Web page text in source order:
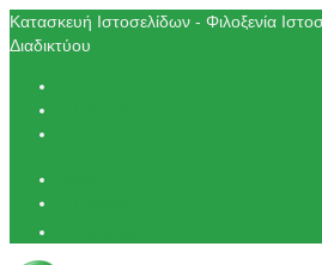
Κατασκευή Ιστοσελίδων - Φιλοξενία
Διαδικτύου